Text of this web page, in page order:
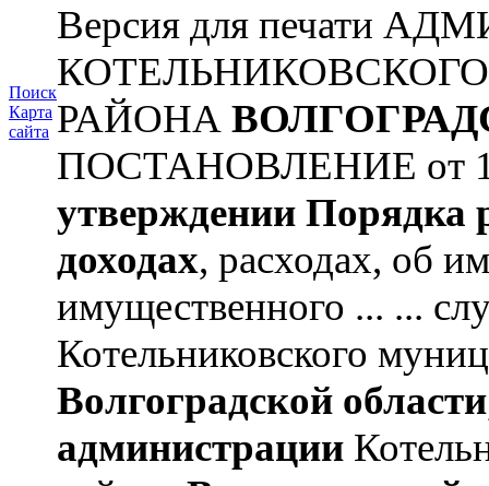
Поиск
Карта
сайта
Версия для печати
РАЙОНА
ПОСТАНОВЛЕНИЕ от
утверждении Порядка
доходах, расходах, об
имущественного ... ...
Котельниковского
Волгоградской области
администрации